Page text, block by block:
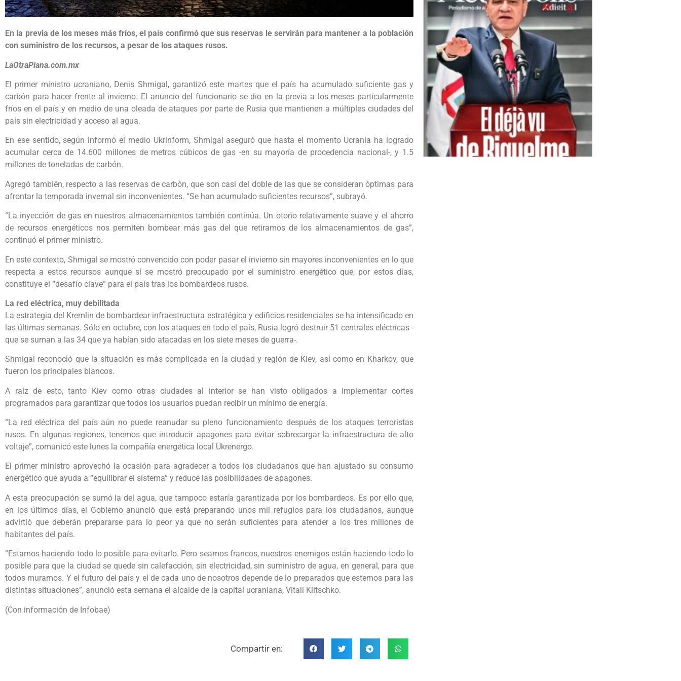
En la previa de los meses más fríos, el país confirmó que sus reservas le servirán para mantener a la población
con suministro de los recursos, a pesar de los ataques rusos.
LaOtraPlana.com.mx
El primer ministro ucraniano, Denis Shmigal, garantizó este martes que el país ha acumulado suficiente gas y
carbón para hacer frente al invierno. El anuncio del funcionario se dio en la previa a los meses particularmente
fríos en el país y en medio de una oleada de ataques por parte de Rusia que mantienen a múltiples ciudades del
país sin electricidad y acceso al agua.
En ese sentido, según informó el medio Ukrinform, Shmigal aseguró que hasta el momento Ucrania ha logrado
acumular cerca de 14.600 millones de metros cúbicos de gas -en su mayoría de procedencia nacional-, y 1.5
millones de toneladas de carbón.
Agregó también, respecto a las reservas de carbón, que son casi del doble de las que se consideran óptimas para
afrontar la temporada invernal sin inconvenientes. “Se han acumulado suficientes recursos”, subrayó.
“La inyección de gas en nuestros almacenamientos también continúa. Un otoño relativamente suave y el ahorro
de recursos energéticos nos permiten bombear más gas del que retiramos de los almacenamientos de gas”,
continuó el primer ministro.
En este contexto, Shmigal se mostró convencido con poder pasar el invierno sin mayores inconvenientes en lo que
respecta a estos recursos aunque sí se mostró preocupado por el suministro energético que, por estos días,
constituye el “desafío clave” para el país tras los bombardeos rusos.
La red eléctrica, muy debilitada
La estrategia del Kremlin de bombardear infraestructura estratégica y edificios residenciales se ha intensificado en
las últimas semanas. Sólo en octubre, con los ataques en todo el país, Rusia logró destruir 51 centrales eléctricas -
que se suman a las 34 que ya habían sido atacadas en los siete meses de guerra-.
Shmigal reconoció que la situación es más complicada en la ciudad y región de Kiev, así como en Kharkov, que
fueron los principales blancos.
A raíz de esto, tanto Kiev como otras ciudades al interior se han visto obligados a implementar cortes
programados para garantizar que todos los usuarios puedan recibir un mínimo de energía.
“La red eléctrica del país aún no puede reanudar su pleno funcionamiento después de los ataques terroristas
rusos. En algunas regiones, tenemos que introducir apagones para evitar sobrecargar la infraestructura de alto
voltaje”, comunicó este lunes la compañía energética local Ukrenergo.
El primer ministro aprovechó la ocasión para agradecer a todos los ciudadanos que han ajustado su consumo
energético que ayuda a “equilibrar el sistema” y reduce las posibilidades de apagones.
A esta preocupación se sumó la del agua, que tampoco estaría garantizada por los bombardeos. Es por ello que,
en los últimos días, el Gobierno anunció que está preparando unos mil refugios para los ciudadanos, aunque
advirtió que deberán prepararse para lo peor ya que no serán suficientes para atender a los tres millones de
habitantes del país.
“Estamos haciendo todo lo posible para evitarlo. Pero seamos francos, nuestros enemigos están haciendo todo lo
posible para que la ciudad se quede sin calefacción, sin electricidad, sin suministro de agua, en general, para que
todos muramos. Y el futuro del país y el de cada uno de nosotros depende de lo preparados que estemos para las
distintas situaciones”, anunció esta semana el alcalde de la capital ucraniana, Vitali Klitschko.
(Con información de Infobae)
Compartir en: